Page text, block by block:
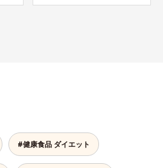
#健康食品 ダイエット